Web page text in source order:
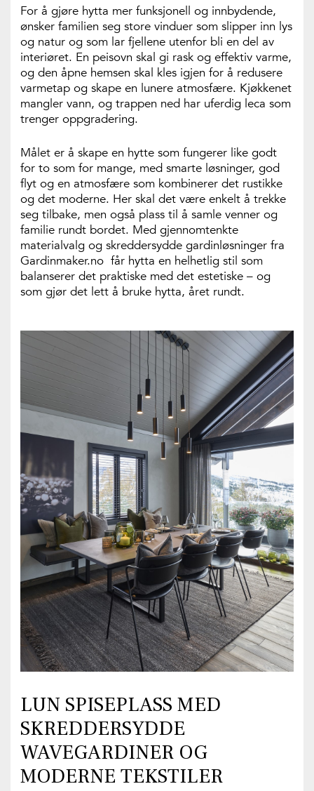
For å gjøre hytta mer funksjonell og innbydende,
ønsker familien seg store vinduer som slipper inn lys
og natur og som lar fjellene utenfor bli en del av
interiøret. En peisovn skal gi rask og effektiv varme,
og den åpne hemsen skal kles igjen for å redusere
varmetap og skape en lunere atmosfære. Kjøkkenet
mangler vann, og trappen ned har uferdig leca som
trenger oppgradering.
Målet er å skape en hytte som fungerer like godt
for to som for mange, med smarte løsninger, god
flyt og en atmosfære som kombinerer det rustikke
og det moderne. Her skal det være enkelt å trekke
seg tilbake, men også plass til å samle venner og
familie rundt bordet. Med gjennomtenkte
materialvalg og skreddersydde gardinløsninger fra
Gardinmaker.no får hytta en helhetlig stil som
balanserer det praktiske med det estetiske – og
som gjør det lett å bruke hytta, året rundt.
LUN SPISEPLASS MED
SKREDDERSYDDE
WAVEGARDINER OG
MODERNE TEKSTILER